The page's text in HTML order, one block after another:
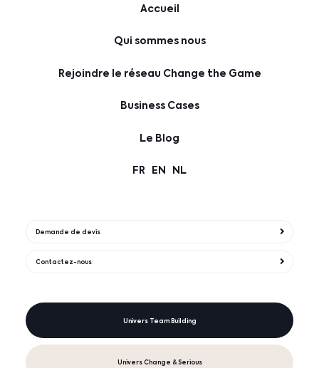
Accueil
Qui sommes nous
Rejoindre le réseau Change the Game
Business Cases
Le Blog
FR EN NL
Demande de devis
Contactez-nous
Univers Team Building
Univers Change & Serious